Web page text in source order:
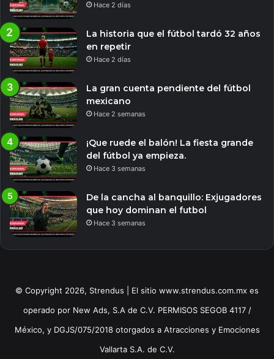
Hace 2 días
La historia que el fútbol tardó 32 años
en repetir
Hace 2 días
La gran cuenta pendiente del fútbol
mexicano
Hace 2 semanas
¡Que ruede el balón! La fiesta grande
del fútbol ya empieza.
Hace 3 semanas
De la cancha al banquillo: Exjugadores
que hoy dominan el futbol
Hace 3 semanas
© Copyright 2026, Strendus | El sitio www.strendus.com.mx es
operado por New Ads, S.A de C.V. PERMISOS SEGOB 4117 /
México, y DGJS/075/2018 otorgados a Atracciones y Emociones
Vallarta S.A. de C.V.